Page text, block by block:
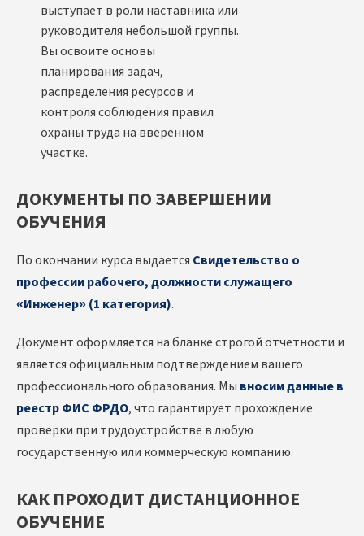
выступает в роли наставника или
руководителя небольшой группы.
Вы освоите основы
планирования задач,
распределения ресурсов и
контроля соблюдения правил
охраны труда на вверенном
участке.
ДОКУМЕНТЫ ПО ЗАВЕРШЕНИИ
ОБУЧЕНИЯ
По окончании курса выдается Свидетельство о
профессии рабочего, должности служащего
«Инженер» (1 категория).
Документ оформляется на бланке строгой отчетности и
является официальным подтверждением вашего
профессионального образования. Мы вносим данные в
реестр ФИС ФРДО, что гарантирует прохождение
проверки при трудоустройстве в любую
государственную или коммерческую компанию.
КАК ПРОХОДИТ ДИСТАНЦИОННОЕ
ОБУЧЕНИЕ